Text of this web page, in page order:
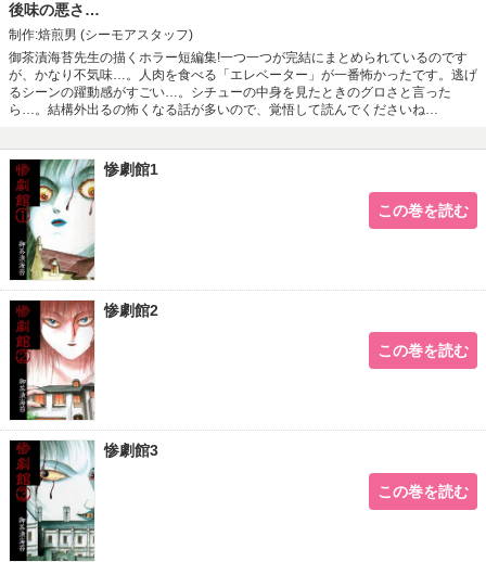
後味の悪さ…
制作:焙煎男 (シーモアスタッフ)
御茶漬海苔先生の描くホラー短編集!一つ一つが完結にまとめられているのです
が、かなり不気味…。人肉を食べる「エレベーター」が一番怖かったです。逃げ
るシーンの躍動感がすごい…。シチューの中身を見たときのグロさと言った
ら…。結構外出るの怖くなる話が多いので、覚悟して読んでくださいね…
惨劇館1
この巻を読む
惨劇館2
この巻を読む
惨劇館3
この巻を読む